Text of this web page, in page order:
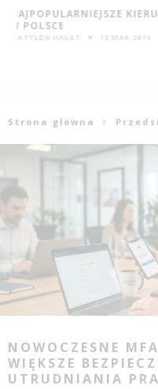
10 LICZBOWYCH
REDAKCJA EDUTORIAL.PL
Strona główna
NOWOCZESNE
WIĘKSZE
UTRUDNIANIA